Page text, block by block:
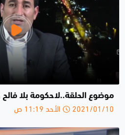
موضوع الحلقة..لاحكومة بلا فالح
2021/01/10 الأحد 11:19 ص